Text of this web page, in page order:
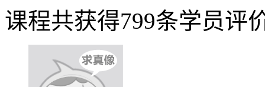
课程共获得799条学员评